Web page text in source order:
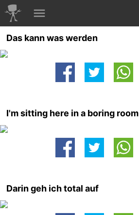
Das kann was werden
I'm sitting here in a boring room
Darin geh ich total auf